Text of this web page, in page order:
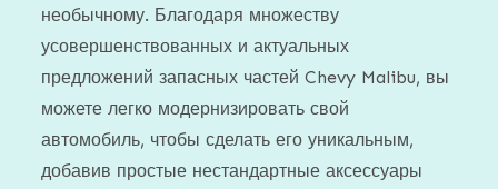
необычному. Благодаря множеству
усовершенствованных и актуальных
предложений запасных частей Chevy Malibu, вы
можете легко модернизировать свой
автомобиль, чтобы сделать его уникальным,
добавив простые нестандартные аксессуары